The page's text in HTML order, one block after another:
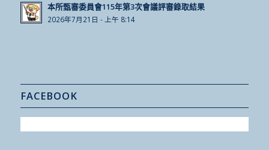
本所甄審委員會115年第3次會議評審錄取結果
2026年7月21日 - 上午 8:14
FACEBOOK